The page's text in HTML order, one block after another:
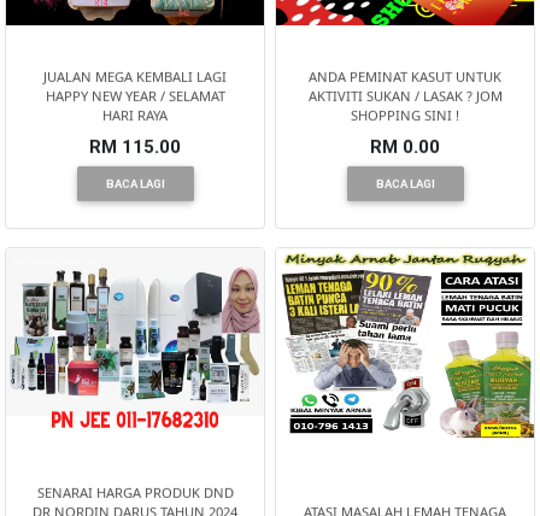
JUALAN MEGA KEMBALI LAGI
HAPPY NEW YEAR / SELAMAT
HARI RAYA
RM 115.00
BACA LAGI
ANDA PEMINAT KASUT UNTUK
AKTIVITI SUKAN / LASAK ? JOM
SHOPPING SINI !
RM 0.00
BACA LAGI
SENARAI HARGA PRODUK DND
DR NORDIN DARUS TAHUN 2024
ATASI MASALAH LEMAH TENAGA